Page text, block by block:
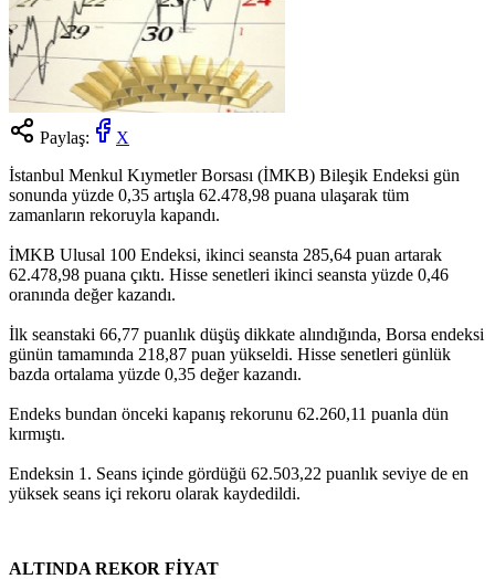
Paylaş:
X
İstanbul Menkul Kıymetler Borsası (İMKB) Bileşik Endeksi gün
sonunda yüzde 0,35 artışla 62.478,98 puana ulaşarak tüm
zamanların rekoruyla kapandı.
İMKB Ulusal 100 Endeksi, ikinci seansta 285,64 puan artarak
62.478,98 puana çıktı. Hisse senetleri ikinci seansta yüzde 0,46
oranında değer kazandı.
İlk seanstaki 66,77 puanlık düşüş dikkate alındığında, Borsa endeksi
günün tamamında 218,87 puan yükseldi. Hisse senetleri günlük
bazda ortalama yüzde 0,35 değer kazandı.
Endeks bundan önceki kapanış rekorunu 62.260,11 puanla dün
kırmıştı.
Endeksin 1. Seans içinde gördüğü 62.503,22 puanlık seviye de en
yüksek seans içi rekoru olarak kaydedildi.
ALTINDA REKOR FİYAT